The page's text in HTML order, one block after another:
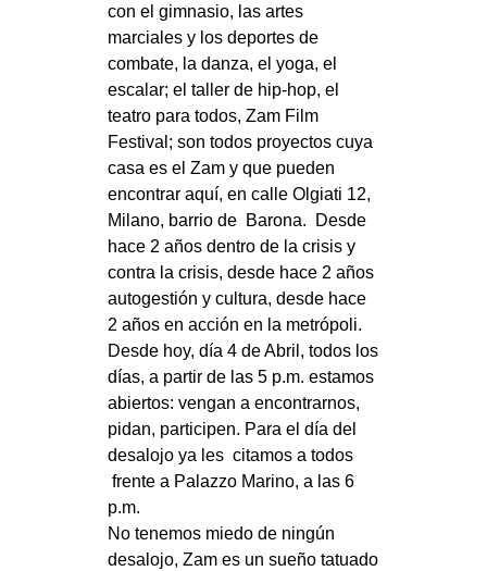
con el gimnasio, las artes
marciales y los deportes de
combate, la danza, el yoga, el
escalar; el taller de hip-hop, el
teatro para todos, Zam Film
Festival; son todos proyectos cuya
casa es el Zam y que pueden
encontrar aquí, en calle Olgiati 12,
Milano, barrio de Barona. Desde
hace 2 años dentro de la crisis y
contra la crisis, desde hace 2 años
autogestión y cultura, desde hace
2 años en acción en la metrópoli.
Desde hoy, día 4 de Abril , todos los
días, a partir de las 5 p.m. estamos
abiertos: vengan a encontrarnos,
pidan, participen. Para el día del
desalojo ya les citamos a todos
frente a Palazzo Marino, a las 6
p.m.
No tenemos miedo de ningún
desalojo, Zam es un sueño tatuado